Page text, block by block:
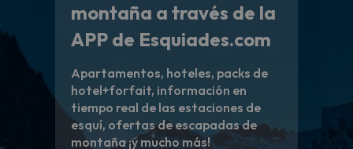
montaña a través de la
APP de Esquiades.com
Apartamentos, hoteles, packs de
hotel+forfait, información en
tiempo real de las estaciones de
esquí, ofertas de escapadas de
montaña ¡y mucho más!